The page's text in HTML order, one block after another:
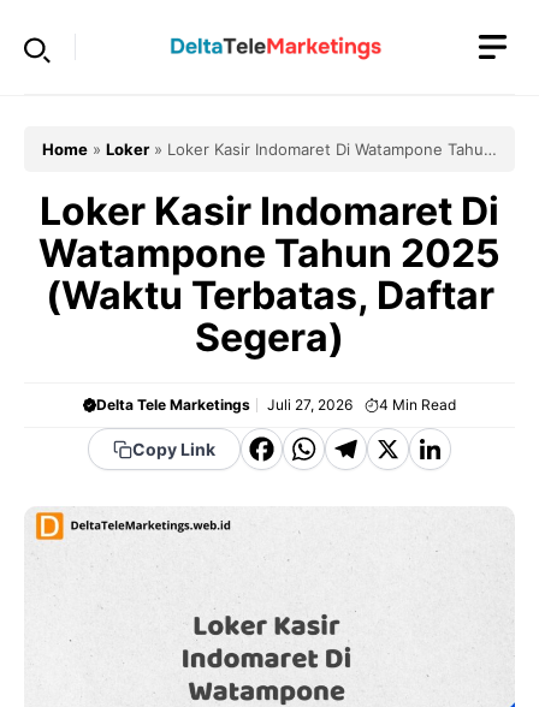
Home » Loker » Loker Kasir Indomaret Di Watampone Tahun
Loker Kasir Indomaret Di
Watampone Tahun 2025
(Waktu Terbatas, Daftar
Segera)
Delta Tele Marketings Juli 27, 2026 4 Min Read
Copy Link
F
e
o
o
W
a
t
s
A
p
T
g
a
m
X Li
k
e